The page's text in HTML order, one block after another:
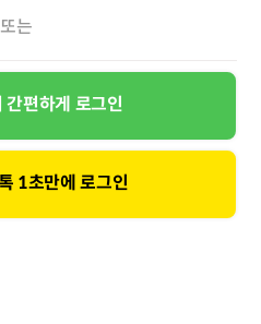
또는
간편하게 로그인
1초만에 로그인